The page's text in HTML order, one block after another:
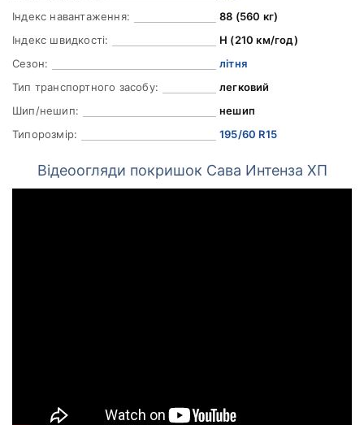
Індекс навантаження:
88 (560 кг)
Індекс швидкості:
H (210 км/год)
Сезон:
літня
Тип транспортного засобу:
легковий
Шип/нешип:
нешип
Типорозмір:
195/60 R15
Відеоогляди покришок Сава Интенза ХП